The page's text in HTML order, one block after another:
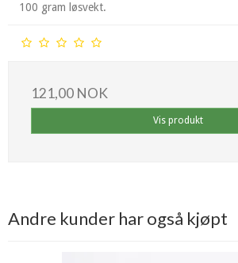
100 gram løsvekt.
121,00 NOK
Vis produkt
Andre kunder har også kjøpt